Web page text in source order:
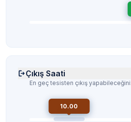
Çıkış Saati
En geç tesisten çıkış
10.00